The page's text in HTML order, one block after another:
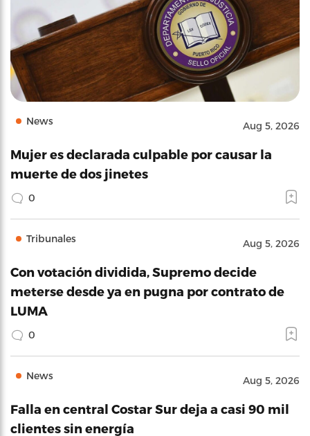
News Aug 5, 2026
Mujer es declarada culpable por causar la
muerte de dos jinetes
0
Tribunales Aug 5, 2026
Con votación dividida, Supremo decide
meterse desde ya en pugna por contrato de
LUMA
0
News Aug 5, 2026
Falla en central Costar Sur deja a casi 90 mil
clientes sin energía